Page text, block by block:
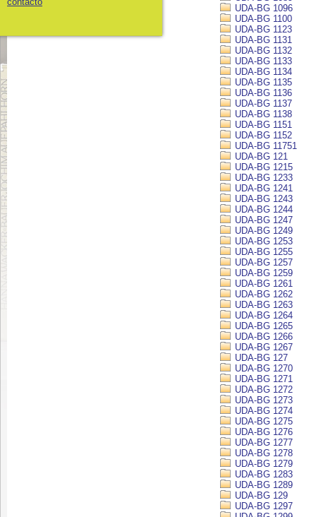
UDA-BG 1096
UDA-BG 1100
UDA-BG 1123
UDA-BG 1131
UDA-BG 1132
UDA-BG 1133
UDA-BG 1134
UDA-BG 1135
UDA-BG 1136
UDA-BG 1137
UDA-BG 1138
UDA-BG 1151
UDA-BG 1152
UDA-BG 11751
UDA-BG 121
UDA-BG 1215
UDA-BG 1233
UDA-BG 1241
UDA-BG 1243
UDA-BG 1244
UDA-BG 1247
UDA-BG 1249
UDA-BG 1253
UDA-BG 1255
UDA-BG 1257
UDA-BG 1259
UDA-BG 1261
UDA-BG 1262
UDA-BG 1263
UDA-BG 1264
UDA-BG 1265
UDA-BG 1266
UDA-BG 1267
UDA-BG 127
UDA-BG 1270
UDA-BG 1271
UDA-BG 1272
UDA-BG 1273
UDA-BG 1274
UDA-BG 1275
UDA-BG 1276
UDA-BG 1277
UDA-BG 1278
UDA-BG 1279
UDA-BG 1283
UDA-BG 1289
UDA-BG 129
UDA-BG 1297